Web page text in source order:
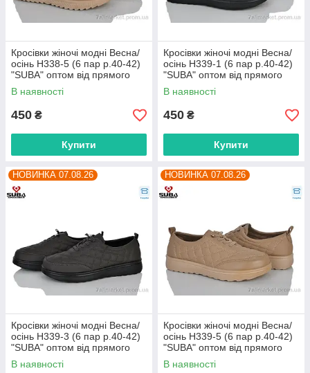
Кросівки жіночі модні Весна/
осінь H338-5 (6 пар р.40-42)
"SUBA" оптом від прямого
постачальника
В наявності
450 ₴
Купити
Кросівки жіночі модні Весна/
осінь H339-1 (6 пар р.40-42)
"SUBA" оптом від прямого
постачальника
В наявності
450 ₴
Купити
НОВИНКА 07.08.26
Кросівки жіночі модні Весна/
осінь H339-3 (6 пар р.40-42)
"SUBA" оптом від прямого
постачальника
В наявності
НОВИНКА 07.08.26
Кросівки жіночі модні Весна/
осінь H339-5 (6 пар р.40-42)
"SUBA" оптом від прямого
постачальника
В наявності